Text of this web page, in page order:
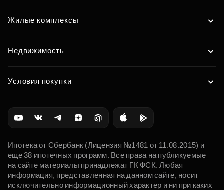
Жилые комплексы
Недвижимость
Условия покупки
Ипотека от Сбербанк (Лицензия №1481 от 11.08.2015) и
еще 38 ипотечных программ. Все права на публикуемые
на сайте материалы принадлежат ГК ФСК. Любая
информация, представленная на данном сайте, носит
исключительно информационный характер и ни при каких